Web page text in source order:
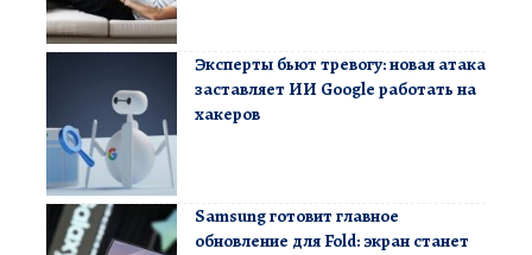
Эксперты бьют тревогу: новая атака
заставляет ИИ Google работать на
хакеров
Samsung готовит главное
обновление для Fold: экран станет